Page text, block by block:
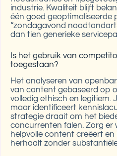
industrie. Kwaliteit blijft
één goed geoptimaliseerde
“zondagavond
dan tien generieke
Is het gebruik van
toegestaan?
Het analyseren van
van content gebaseerd op
volledig ethisch en legitiem.
maar identificeert
strategie draait om het
concurrenten falen. Zorg er
helpvolle content creëert
herhaalt zonder